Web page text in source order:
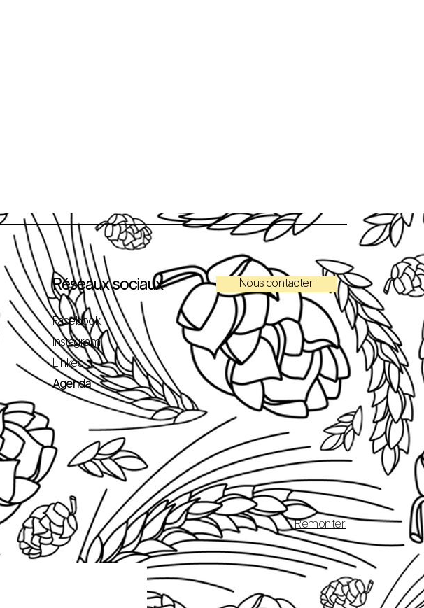
Réseaux sociaux
Facebook
Instagram
LinkedIn
Agenda
Nous contacter
Remonter